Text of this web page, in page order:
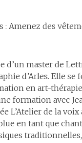
Amenez des
d’un master de
d’Arles. Elle se
en art-
formation avec
L’Atelier de la
en tant que